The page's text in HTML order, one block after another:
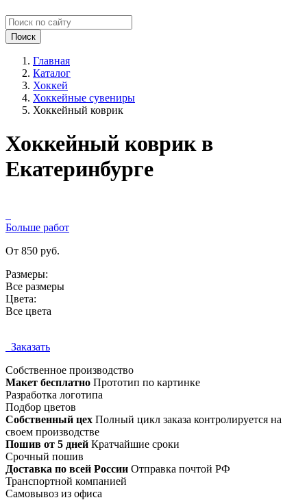
Поиск
Главная
Каталог
Хоккей
Хоккейные сувениры
Хоккейный коврик
Хоккейный коврик в
Екатеринбурге
Больше работ
От 850 руб.
Размеры:
Все размеры
Цвета:
Все цвета
Заказать
Собственное производство
Макет бесплатно Прототип по картинке
Разработка логотипа
Подбор цветов
Собственный цех Полный цикл заказа контролируется на
своем производстве
Пошив от 5 дней Кратчайшие сроки
Срочный пошив
Доставка по всей России Отправка почтой РФ
Транспортной компанией
Самовывоз из офиса